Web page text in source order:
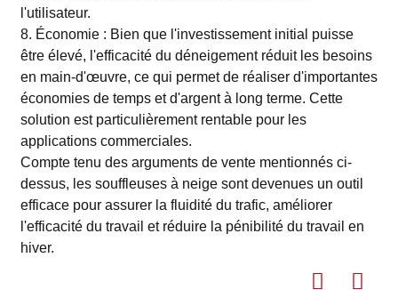
l'utilisateur.
8. Économie : Bien que l'investissement initial puisse
être élevé, l'efficacité du déneigement réduit les besoins
en main-d'œuvre, ce qui permet de réaliser d'importantes
économies de temps et d'argent à long terme. Cette
solution est particulièrement rentable pour les
applications commerciales.
Compte tenu des arguments de vente mentionnés ci-
dessus, les souffleuses à neige sont devenues un outil
efficace pour assurer la fluidité du trafic, améliorer
l'efficacité du travail et réduire la pénibilité du travail en
hiver.